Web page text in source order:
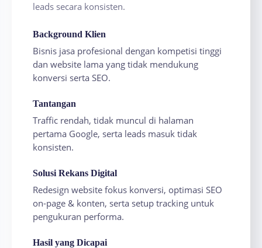
leads secara konsisten.
Background Klien
Bisnis jasa profesional dengan kompetisi tinggi
dan website lama yang tidak mendukung
konversi serta SEO.
Tantangan
Traffic rendah, tidak muncul di halaman
pertama Google, serta leads masuk tidak
konsisten.
Solusi Rekans Digital
Redesign website fokus konversi, optimasi SEO
on-page & konten, serta setup tracking untuk
pengukuran performa.
Hasil yang Dicapai